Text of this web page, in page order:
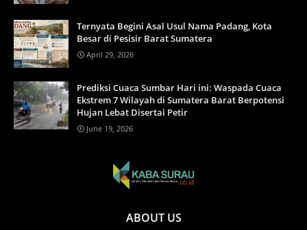
Ternyata Begini Asal Usul Nama Padang, Kota
Besar di Pesisir Barat Sumatera
April 29, 2026
Prediksi Cuaca Sumbar Hari ini: Waspada Cuaca
Ekstrem 7 Wilayah di Sumatera Barat Berpotensi
Hujan Lebat Disertai Petir
June 19, 2026
ABOUT US